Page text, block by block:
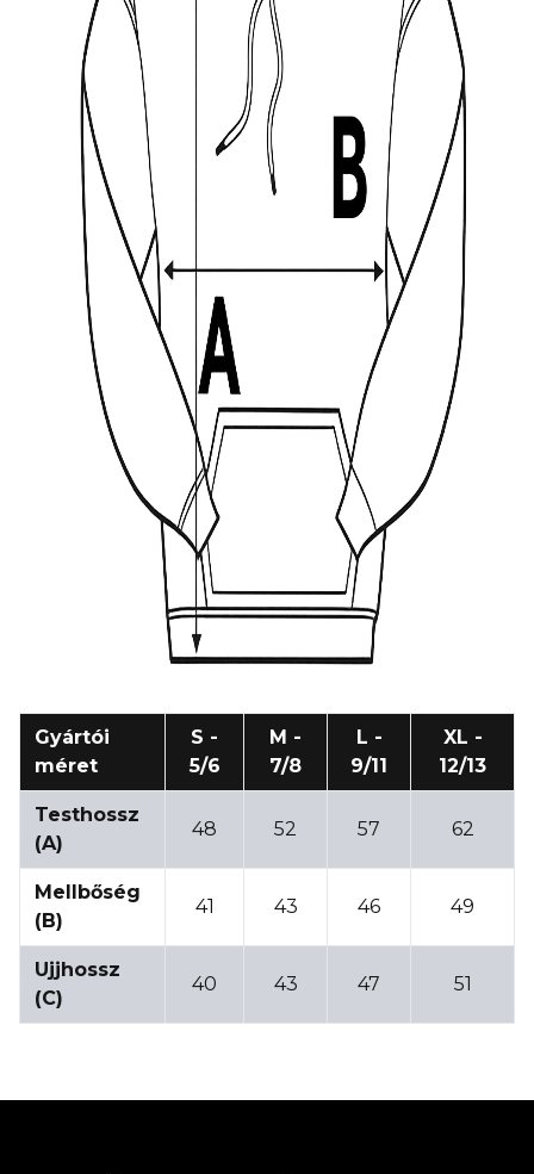
Gyártói
méret
S -
5/6
M -
7/8
L -
9/11
XL -
12/13
Testhossz
(A)
48 52 57 62
Mellbőség
(B)
41 43 46 49
Ujjhossz
(C)
40 43 47 51